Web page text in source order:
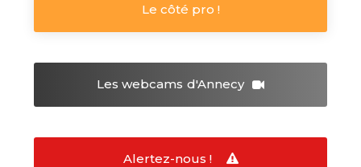
Le côté pro !
Les webcams d'Annecy
Alertez-nous !